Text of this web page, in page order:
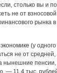
столько вы и
не от
рынка
(у
не от
нынешние
— 11,4 тыс.